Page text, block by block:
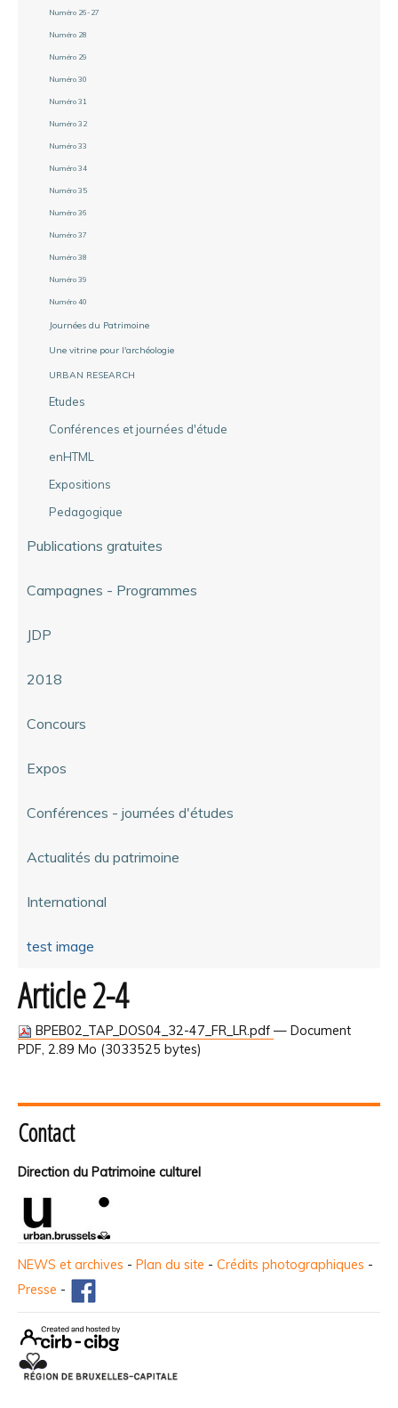
Numéro 26-27
Numéro 28
Numéro 29
Numéro 30
Numéro 31
Numéro 32
Numéro 33
Numéro 34
Numéro 35
Numéro 36
Numéro 37
Numéro 38
Numéro 39
Numéro 40
Journées du Patrimoine
Une vitrine pour l'archéologie
URBAN RESEARCH
Etudes
Conférences et journées d'étude
enHTML
Expositions
Pedagogique
Publications gratuites
Campagnes - Programmes
JDP
2018
Concours
Expos
Conférences - journées d'études
Actualités du patrimoine
International
test image
Article 2-4
BPEB02_TAP_DOS04_32-47_FR_LR.pdf — Document
PDF, 2.89 Mo (3033525 bytes)
Contact
Direction du Patrimoine culturel
NEWS et archives - Plan du site - Crédits photographiques -
Presse -